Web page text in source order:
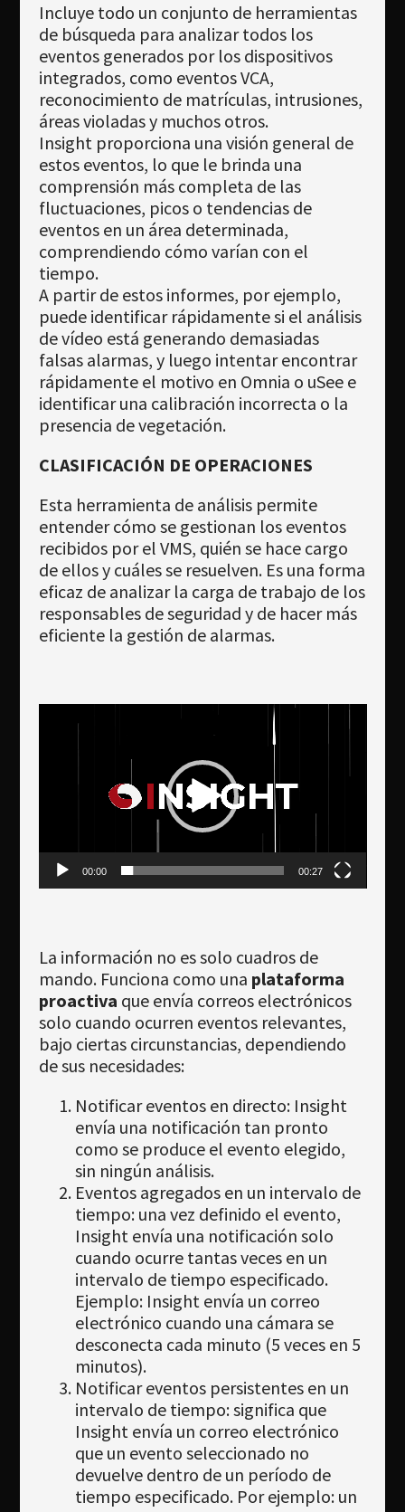
Incluye todo un conjunto de herramientas
de búsqueda para analizar todos los
eventos generados por los dispositivos
integrados, como eventos VCA,
reconocimiento de matrículas, intrusiones,
áreas violadas y muchos otros.
Insight proporciona una visión general de
estos eventos, lo que le brinda una
comprensión más completa de las
fluctuaciones, picos o tendencias de
eventos en un área determinada,
comprendiendo cómo varían con el
tiempo.
A partir de estos informes, por ejemplo,
puede identificar rápidamente si el análisis
de vídeo está generando demasiadas
falsas alarmas, y luego intentar encontrar
rápidamente el motivo en Omnia o uSee e
identificar una calibración incorrecta o la
presencia de vegetación.
CLASIFICACIÓN DE OPERACIONES
Esta herramienta de análisis permite
entender cómo se gestionan los eventos
recibidos por el VMS, quién se hace cargo
de ellos y cuáles se resuelven. Es una forma
eficaz de analizar la carga de trabajo de los
responsables de seguridad y de hacer más
eficiente la gestión de alarmas.
00:00 00:27
La información no es solo cuadros de
mando. Funciona como una plataforma
proactiva que envía correos electrónicos
solo cuando ocurren eventos relevantes,
bajo ciertas circunstancias, dependiendo
de sus necesidades:
Notificar eventos en directo: Insight
envía una notificación tan pronto
como se produce el evento elegido,
sin ningún análisis.
Eventos agregados en un intervalo de
tiempo: una vez definido el evento,
Insight envía una notificación solo
cuando ocurre tantas veces en un
intervalo de tiempo especificado.
Ejemplo: Insight envía un correo
electrónico cuando una cámara se
desconecta cada minuto (5 veces en 5
minutos).
Notificar eventos persistentes en un
intervalo de tiempo: significa que
Insight envía un correo electrónico
que un evento seleccionado no
devuelve dentro de un período de
tiempo especificado. Por ejemplo: un